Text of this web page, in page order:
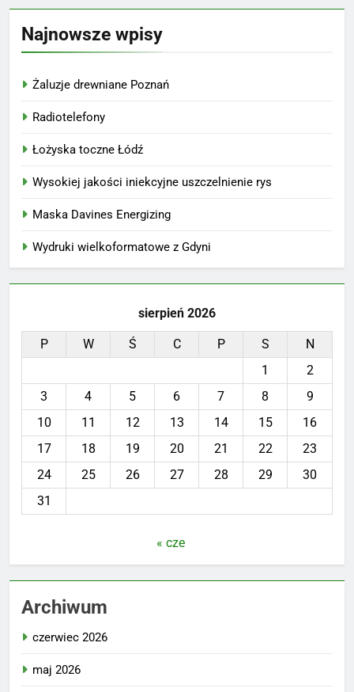
Najnowsze wpisy
Żaluzje drewniane Poznań
Radiotelefony
Łożyska toczne Łódź
Wysokiej jakości iniekcyjne uszczelnienie rys
Maska Davines Energizing
Wydruki wielkoformatowe z Gdyni
sierpień 2026
P W Ś C P S
N
1
2
3
4 5 6 7 8
9
10
11 12 13 14 15
16
17
18 19 20 21 22
23
24
25 26 27 28 29
30
31
« cze
Archiwum
czerwiec 2026
maj 2026